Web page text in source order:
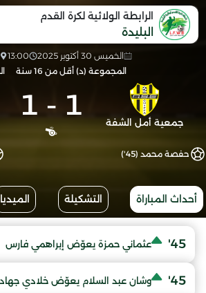
الرابطة الولائية لكرة القدم
البليدة
الخميس 30 أكتوبر 2025 13:00
المجموعة (د) أقل من 16 سنة
جمعية أمل الشفة 1
-
1
حفصة محمد (45')
أحداث المباراة التشكيلة الميديا
45' عثماني حمزة يعوّض إبراهمي فارس
45' وشان عبد السلام يعوّض خلادي جهاد